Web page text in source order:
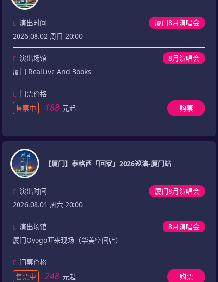
厦门8月演唱会
演出时间
2026.08.02 周日 20:00
8月演唱会
演出场馆
厦门 RealLive And Books
门票价格
售票中
188 元起 购票
【厦门】泰格西「回家」2026巡演-厦门站
厦门8月演唱会
演出时间
2026.08.01 周六 20:00
8月演唱会
演出场馆
厦门Ovogo旺来现场（华美空间店）
门票价格
售票中
248 元起 购票